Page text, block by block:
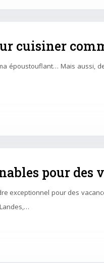
cuisiner
époustouflant… Mais aussi,
pour des
exceptionnel pour des